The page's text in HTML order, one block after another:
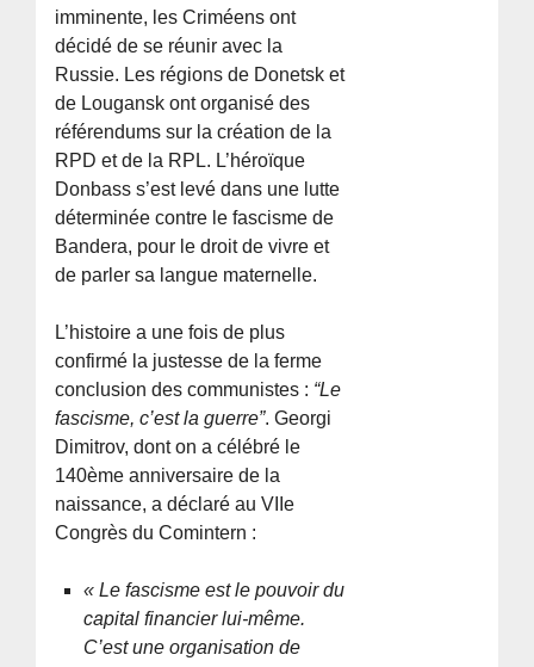
imminente, les Criméens ont
décidé de se réunir avec la
Russie. Les régions de Donetsk et
de Lougansk ont organisé des
référendums sur la création de la
RPD et de la RPL. L’héroïque
Donbass s’est levé dans une lutte
déterminée contre le fascisme de
Bandera, pour le droit de vivre et
de parler sa langue maternelle.
L’histoire a une fois de plus
confirmé la justesse de la ferme
conclusion des communistes : “Le
fascisme, c’est la guerre”. Georgi
Dimitrov, dont on a célébré le
140ème anniversaire de la
naissance, a déclaré au VIIe
Congrès du Comintern :
« Le fascisme est le pouvoir du
capital financier lui-même.
C’est une organisation de